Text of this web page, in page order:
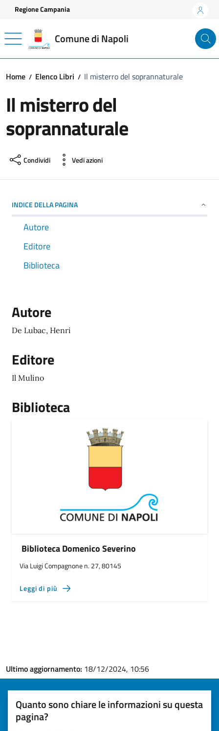
Vai ai contenuti
Vai al footer
Regione Campania
Comune di Napoli
Home Elenco Libri Il misterro del soprannaturale
Il misterro del
soprannaturale
Condividi Vedi azioni
INDICE DELLA PAGINA
Autore
Editore
Biblioteca
Autore
De Lubac, Henri
Editore
Il Mulino
Biblioteca
Biblioteca Domenico Severino
Via Luigi Compagnone n. 27, 80145
Leggi di più
Ultimo aggiornamento: 18/12/2024, 10:56
Quanto sono chiare le informazioni su questa
pagina?